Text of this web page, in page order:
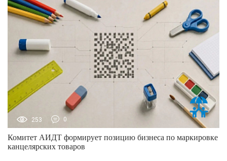
253 0
Комитет АИДТ формирует позицию бизнеса по маркировке
канцелярских товаров